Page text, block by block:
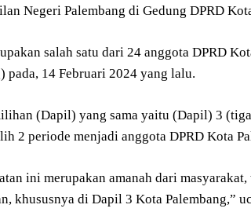
Negeri Palembang di Gedung DPRD
salah satu dari 24 anggota DPRD
14 Februari 2024 yang lalu.
(Dapil) yang sama yaitu (Dapil) 3
2 periode menjadi anggota DPRD Kota
ini merupakan amanah dari
khususnya di Dapil 3 Kota Palembang,”